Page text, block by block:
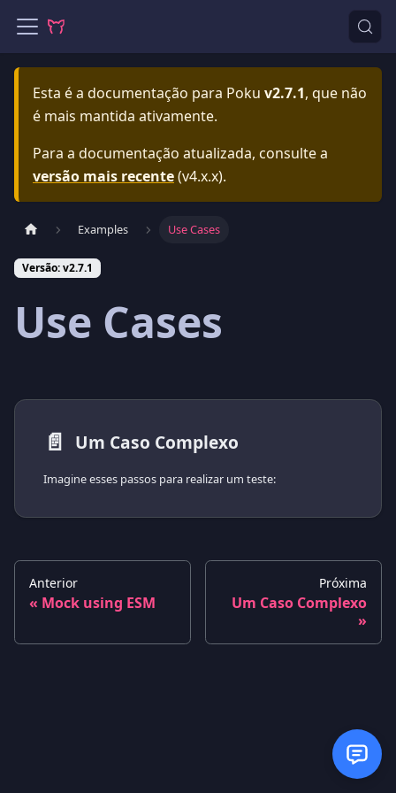
Esta é a documentação para Poku v2.7.1, que não
é mais mantida ativamente.
Para a documentação atualizada, consulte a
versão mais recente(v4.x.x).
Examples Use Cases
Versão: v2.7.1
Use Cases
📄️ Um Caso Complexo
Imagine esses passos para realizar um teste:
Anterior
Mock using ESM
Próxima
Um Caso Complexo